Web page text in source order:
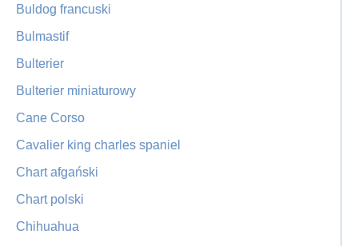
Buldog francuski
Bulmastif
Bulterier
Bulterier miniaturowy
Cane Corso
Cavalier king charles spaniel
Chart afgański
Chart polski
Chihuahua